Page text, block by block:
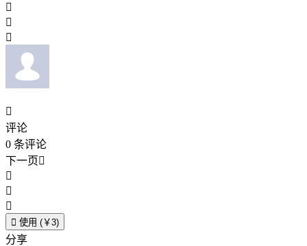




评论
0 条评论
下一页



 使用 (￥3)
分享